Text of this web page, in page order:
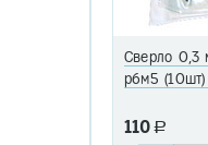
Сверло 0,3
р6м5
110 a